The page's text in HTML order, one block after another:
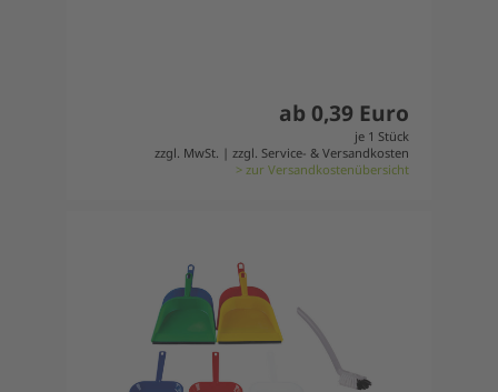
ab 0,39 Euro
je 1 Stück
zzgl. MwSt. | zzgl. Service- & Versandkosten
> zur Versandkostenübersicht